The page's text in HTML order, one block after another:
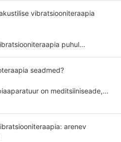
vibratsiooniteraapia
puhul
laialdaselt erinevates
seadmed?
on meditsiiniseade,
leevendada sümptomeid ja
funktsioonid mitteinvasiivsel
arenev